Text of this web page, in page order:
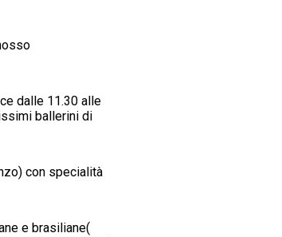
dalle 11.30 alle
ballerini di
con specialità
e brasiliane(